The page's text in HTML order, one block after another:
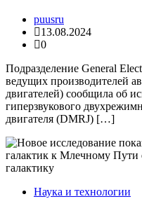
puusru
13.08.2024
0
Подразделение General
ведущих производителей
двигателей) сообщила об
гиперзвукового
двигателя (DMRJ) […]
Наука и технологии